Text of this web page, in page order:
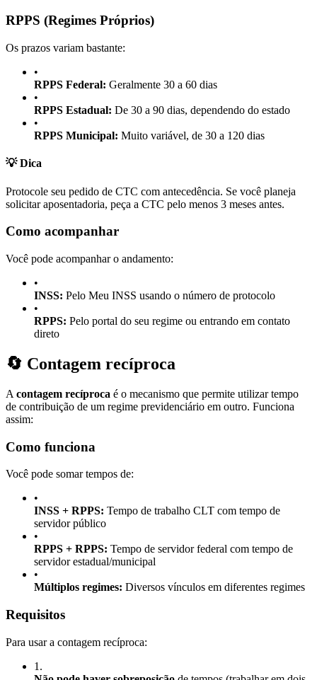
RPPS (Regimes Próprios)
Os prazos variam bastante:
•
RPPS Federal: Geralmente 30 a 60 dias
•
RPPS Estadual: De 30 a 90 dias, dependendo do estado
•
RPPS Municipal: Muito variável, de 30 a 120 dias
💡 Dica
Protocole seu pedido de CTC com antecedência. Se você planeja
solicitar aposentadoria, peça a CTC pelo menos 3 meses antes.
Como acompanhar
Você pode acompanhar o andamento:
•
INSS: Pelo Meu INSS usando o número de protocolo
•
RPPS: Pelo portal do seu regime ou entrando em contato
direto
🔄 Contagem recíproca
A contagem recíproca é o mecanismo que permite utilizar tempo
de contribuição de um regime previdenciário em outro. Funciona
assim:
Como funciona
Você pode somar tempos de:
•
INSS + RPPS: Tempo de trabalho CLT com tempo de
servidor público
•
RPPS + RPPS: Tempo de servidor federal com tempo de
servidor estadual/municipal
•
Múltiplos regimes: Diversos vínculos em diferentes regimes
Requisitos
Para usar a contagem recíproca:
1 .